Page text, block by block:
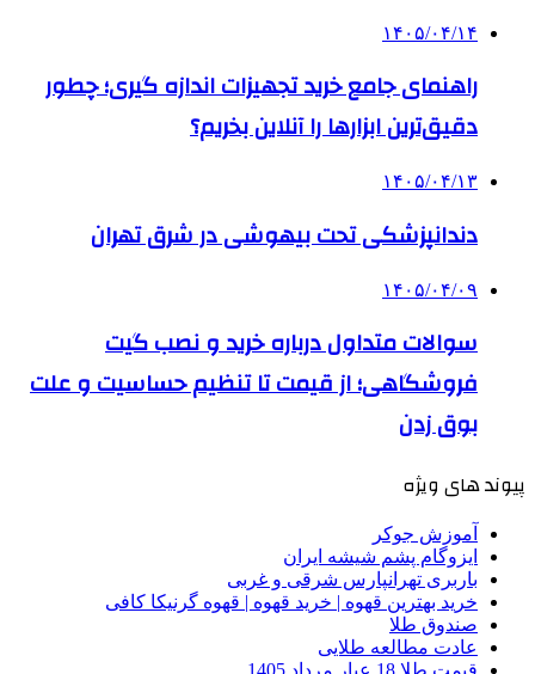
۱۴۰۵/۰۴/۱۴
راهنمای جامع خرید تجهیزات اندازه گیری؛ چطور
دقیق‌ترین ابزارها را آنلاین بخریم؟
۱۴۰۵/۰۴/۱۳
دندانپزشکی تحت بیهوشی در شرق تهران
۱۴۰۵/۰۴/۰۹
سوالات متداول درباره خرید و نصب گیت
فروشگاهی؛ از قیمت تا تنظیم حساسیت و علت
بوق زدن
پیوند های ویژه
آموزش جوکر
ایزوگام پشم شیشه ایران
باربری تهرانپارس شرقی و غربی
خرید بهترین قهوه | خرید قهوه | قهوه گرنیکا کافی
صندوق طلا
عادت مطالعه طلایی
قیمت طلا 18 عیار مرداد 1405